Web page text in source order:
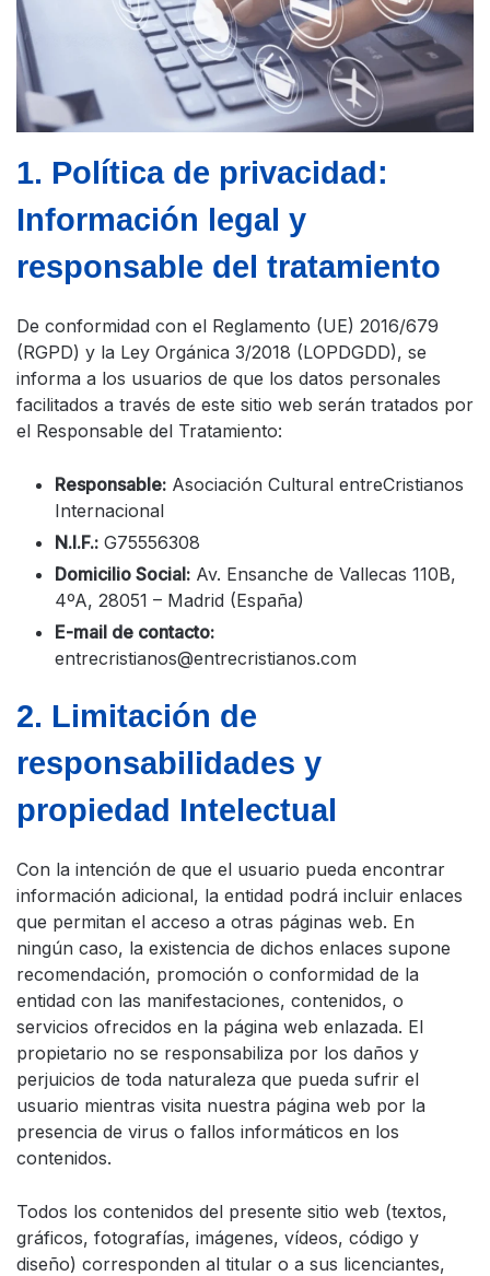
1. Política de privacidad:
Información legal y
responsable del tratamiento
De conformidad con el Reglamento (UE) 2016/679
(RGPD) y la Ley Orgánica 3/2018 (LOPDGDD), se
informa a los usuarios de que los datos personales
facilitados a través de este sitio web serán tratados por
el Responsable del Tratamiento:
Responsable: Asociación Cultural entreCristianos
Internacional
N.I.F.: G75556308
Domicilio Social: Av. Ensanche de Vallecas 110B,
4ºA, 28051 – Madrid (España)
E-mail de contacto:
entrecristianos@entrecristianos.com
2. Limitación de
responsabilidades y
propiedad Intelectual
Con la intención de que el usuario pueda encontrar
información adicional, la entidad podrá incluir enlaces
que permitan el acceso a otras páginas web. En
ningún caso, la existencia de dichos enlaces supone
recomendación, promoción o conformidad de la
entidad con las manifestaciones, contenidos, o
servicios ofrecidos en la página web enlazada. El
propietario no se responsabiliza por los daños y
perjuicios de toda naturaleza que pueda sufrir el
usuario mientras visita nuestra página web por la
presencia de virus o fallos informáticos en los
contenidos.
Todos los contenidos del presente sitio web (textos,
gráficos, fotografías, imágenes, vídeos, código y
diseño) corresponden al titular o a sus licenciantes,